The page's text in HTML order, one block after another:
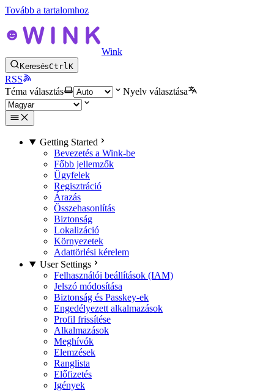
Tovább a tartalomhoz
Wink
KeresésCtrlK
RSS
Téma választás
Nyelv választása
Getting Started
Bevezetés a Wink-be
Főbb jellemzők
Ügyfelek
Regisztráció
Árazás
Összehasonlítás
Biztonság
Lokalizáció
Környezetek
Adattörlési kérelem
User Settings
Felhasználói beállítások (IAM)
Jelszó módosítása
Biztonság és Passkey-ek
Engedélyezett alkalmazások
Profil frissítése
Alkalmazások
Meghívók
Elemzések
Ranglista
Előfizetés
Igények